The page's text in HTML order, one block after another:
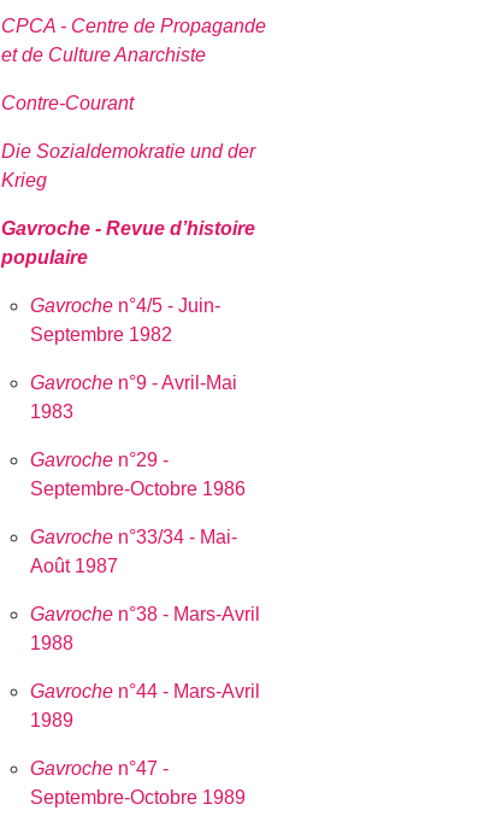
CPCA - Centre de Propagande
et de Culture Anarchiste
Contre-Courant
Die Sozialdemokratie und der
Krieg
Gavroche - Revue d’histoire
populaire
Gavroche n°4/5 - Juin-
Septembre 1982
Gavroche n°9 - Avril-Mai
1983
Gavroche n°29 -
Septembre-Octobre 1986
Gavroche n°33/34 - Mai-
Août 1987
Gavroche n°38 - Mars-Avril
1988
Gavroche n°44 - Mars-Avril
1989
Gavroche n°47 -
Septembre-Octobre 1989